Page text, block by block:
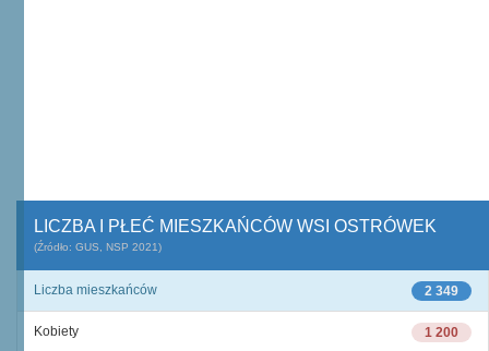
LICZBA I PŁEĆ MIESZKAŃCÓW WSI OSTRÓWEK
(Źródło: GUS, NSP 2021)
2 349
Liczba mieszkańców
1 200
Kobiety